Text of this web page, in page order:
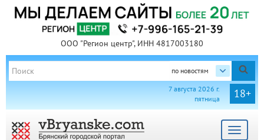
ООО "Регион центр", ИНН 4817003180
по новостям
18+
7 августа 2026 г.
пятница
Toggle